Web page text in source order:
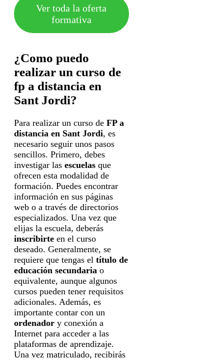
Ver toda la oferta
formativa
¿Como puedo
realizar un curso de
fp a distancia en
Sant Jordi?
Para realizar un curso de FP a
distancia en Sant Jordi, es
necesario seguir unos pasos
sencillos. Primero, debes
investigar las escuelas que
ofrecen esta modalidad de
formación. Puedes encontrar
información en sus páginas
web o a través de directorios
especializados. Una vez que
elijas la escuela, deberás
inscribirte en el curso
deseado. Generalmente, se
requiere que tengas el título de
educación secundaria o
equivalente, aunque algunos
cursos pueden tener requisitos
adicionales. Además, es
importante contar con un
ordenador y conexión a
Internet para acceder a las
plataformas de aprendizaje.
Una vez matriculado, recibirás